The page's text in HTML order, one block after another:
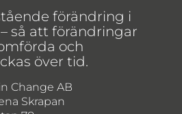
förändring i
så att förändringar
och
över tid.
Change AB
Skrapan